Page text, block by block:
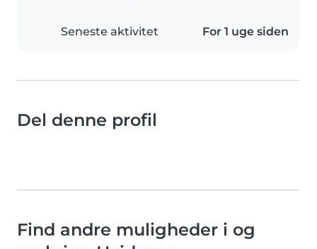
Seneste aktivitet For 1 uge siden
Del denne profil
Find andre muligheder i og